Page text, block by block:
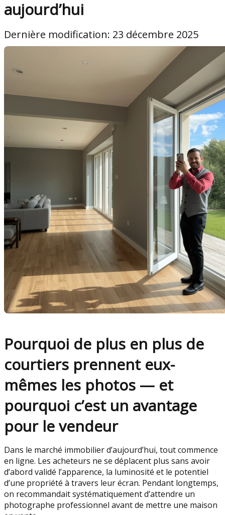
aujourd’hui
Dernière modification: 23 décembre 2025
Pourquoi de plus en plus de
courtiers prennent eux-
mêmes les photos — et
pourquoi c’est un avantage
pour le vendeur
Dans le marché immobilier d’aujourd’hui, tout commence
en ligne. Les acheteurs ne se déplacent plus sans avoir
d’abord validé l’apparence, la luminosité et le potentiel
d’une propriété à travers leur écran. Pendant longtemps,
on recommandait systématiquement d’attendre un
photographe professionnel avant de mettre une maison